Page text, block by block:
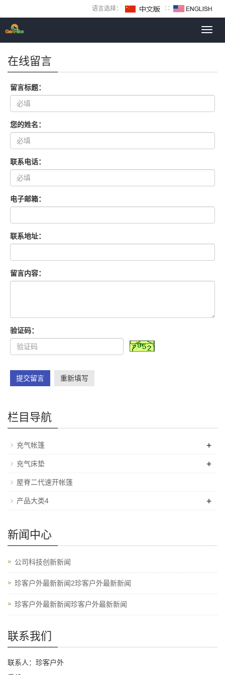
语言选择： ∷
在线留言
留言标题：
您的姓名：
联系电话：
电子邮箱：
联系地址：
留言内容：
验证码：
提交留言 重新填写
栏目导航
充气帐篷 +
充气床垫 +
屋脊二代速开帐篷
产品大类4 +
新闻中心
公司科技创新新闻
珍客户外最新新闻2珍客户外最新新闻
珍客户外最新新闻珍客户外最新新闻
联系我们
联系人：珍客户外